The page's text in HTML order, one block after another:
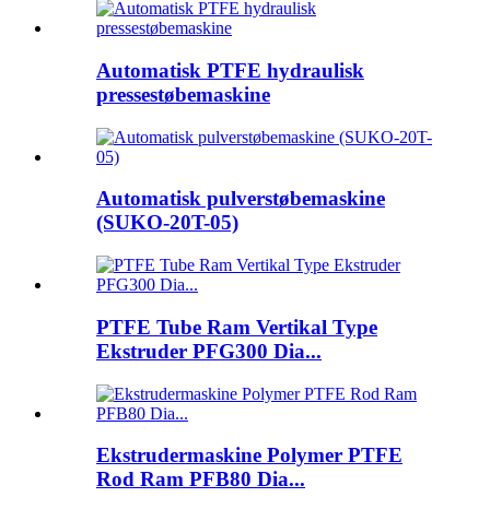
Automatisk PTFE hydraulisk
pressestøbemaskine
Automatisk pulverstøbemaskine
(SUKO-20T-05)
PTFE Tube Ram Vertikal Type
Ekstruder PFG300 Dia...
Ekstrudermaskine Polymer PTFE
Rod Ram PFB80 Dia...